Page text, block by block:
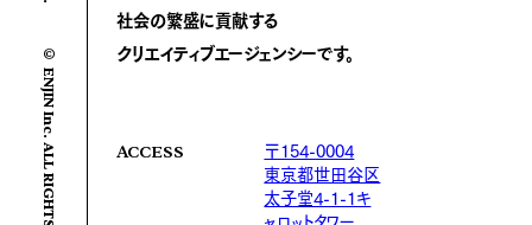
© ENJIN Inc. ALL RIGHTS RESERVED.
社会の繁盛に貢献する
クリエイティブエージェンシーです。
ACCESS
〒154-0004
東京都世田谷区
太子堂4-1-1キ